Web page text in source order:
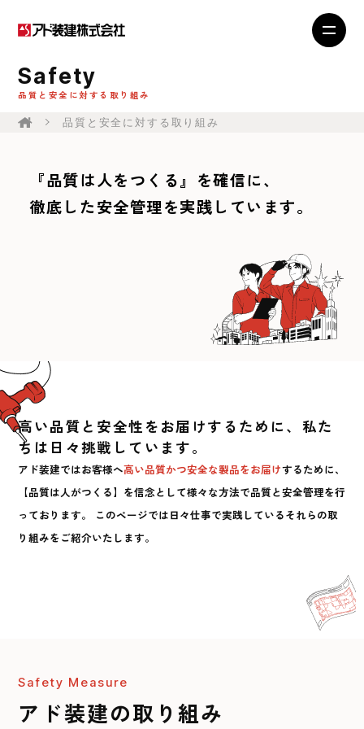
Safety
品質と安全に対する取り組み
品質と安全に対する取り組み
『品質は人をつくる』を確信に、
徹底した安全管理を実践しています。
高い品質と安全性をお届けするために、私た
ちは日々挑戦しています。
アド装建ではお客様へ高い品質かつ安全な製品をお届けするために、
【品質は人がつくる】を信念として様々な方法で品質と安全管理を行
っております。
このページでは日々仕事で実践しているそれらの取
り組みをご紹介いたします。
Safety Measure
アド装建の取り組み